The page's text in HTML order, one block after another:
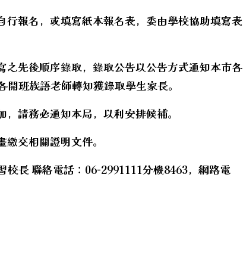
行報名，或填寫紙本報名表，委由學校協助填寫表
之先後順序錄取，錄取公告以公告方式通知本市各
班族語老師轉知獲錄取學生家長。
請務必通知本局，以利安排候補。
交相關證明文件。
校長 聯絡電話：06-2991111分機8463，網路電